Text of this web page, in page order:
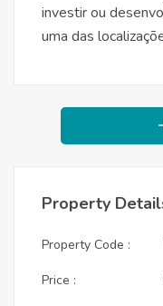
investir ou
uma das
Property
Property Code :
Price :